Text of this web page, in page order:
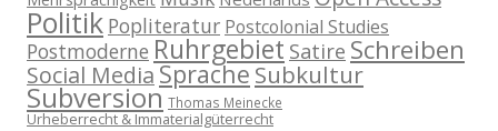
Politik Popliteratur Postcolonial Studies
Postmoderne Ruhrgebiet Satire Schreiben
Social MediaSpracheSubkultur
Subversion Thomas Meinecke
Urheberrecht & Immaterialgüterrecht